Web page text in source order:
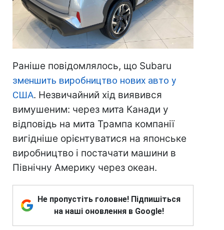
Раніше повідомлялось, що Subaru
зменшить виробництво нових авто у
США. Незвичайний хід виявився
вимушеним: через мита Канади у
відповідь на мита Трампа компанії
вигідніше орієнтуватися на японське
виробництво і постачати машини в
Північну Америку через океан.
Не пропустіть головне! Підпишіться
на наші оновлення в Google!